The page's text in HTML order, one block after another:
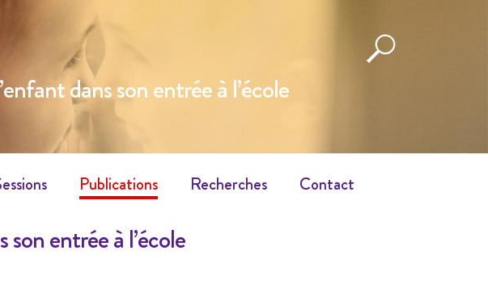
dans son entrée à l’école
Publications Recherches Contact
entrée à l’école